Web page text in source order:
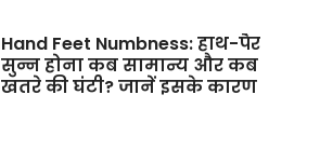
Hand Feet Numbness: हाथ-पैर
सुन्न होना कब सामान्य और कब
खतरे की घंटी? जानें इसके कारण